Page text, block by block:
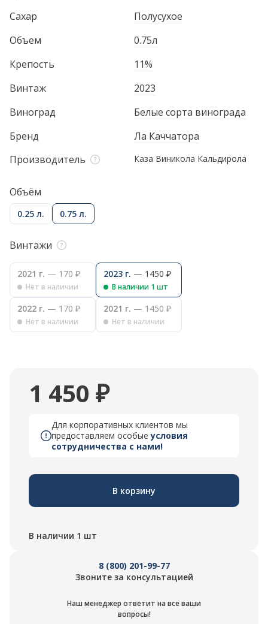
Сахар
Полусухое
Объем
0.75л
Крепость
11%
Винтаж
2023
Виноград
Белые сорта винограда
Бренд
Ла Каччатора
Производитель
Каза Виникола Кальдирола
Объём
0.25 л. 0.75 л.
Винтажи
2021 г. — 170 ₽
Нет в наличии
2023 г. — 1450 ₽
В наличии 1 шт
2022 г. — 170 ₽
Нет в наличии
2021 г. — 1450 ₽
Нет в наличии
1 450 ₽
Для корпоративных клиентов мы
предоставляем особыеусловия
сотрудничества с нами!
В корзину
В наличии 1 шт
8 (800) 201-99-77
Звоните за консультацией
Наш менеджер ответит на все ваши
вопросы!